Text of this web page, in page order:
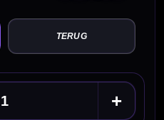
TERUG
+